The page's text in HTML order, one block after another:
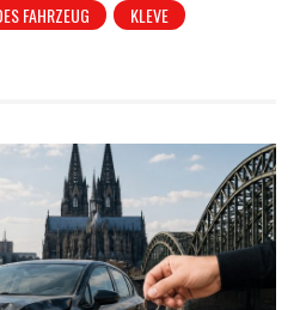
FAHRZEUG
KLEVE